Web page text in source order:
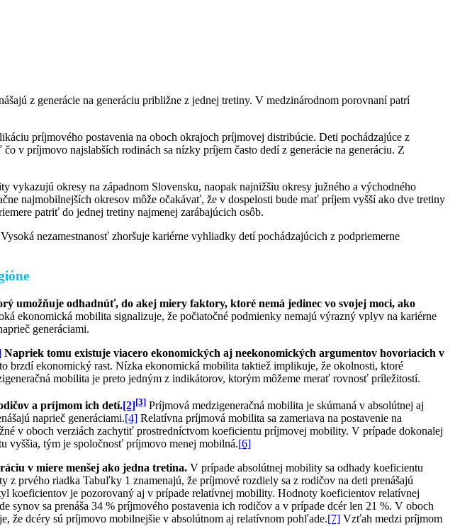
z generácie na generáciu približne z jednej tretiny. V medzinárodnom porovnaní patrí
príjmového postavenia na oboch okrajoch príjmovej distribúcie. Deti pochádzajúce z
v príjmovo najslabších rodinách sa nízky príjem často dedí z generácie na generáciu. Z
okresy na západnom Slovensku, naopak najnižšiu okresy južného a východného
najmobilnejších okresov môže očakávať, že v dospelosti bude mať príjem vyšší ako dve tretiny
patriť do jednej tretiny najmenej zarábajúcich osôb.
nezamestnanosť zhoršuje kariérne vyhliadky detí pochádzajúcich z podpriemerne
umožňuje odhadnúť, do akej miery faktory, ktoré nemá jedinec vo svojej moci, ako
ekonomická mobilita signalizuje, že počiatočné podmienky nemajú výrazný vplyv na kariérne
generáciami.
Napriek tomu existuje viacero ekonomických aj neekonomických argumentov hovoriacich v
ekonomický rast. Nízka ekonomická mobilita taktiež implikuje, že okolnosti, ktoré
mobilita je preto jedným z indikátorov, ktorým môžeme merať rovnosť príležitostí.
a príjmom ich detí.[2] [3] Príjmová medzigeneračná mobilita je skúmaná v absolútnej aj
naprieč generáciami.[4] Relatívna príjmová mobilita sa zameriava na postavenie na
v oboch verziách zachytiť prostredníctvom koeficientu príjmovej mobility. V prípade dokonalej
vyššia, tým je spoločnosť príjmovo menej mobilná.[6]
v miere menšej ako jedna tretina. V prípade absolútnej mobility sa odhady koeficientu
prvého riadka Tabuľky 1 znamenajú, že príjmové rozdiely sa z rodičov na deti prenášajú
koeficientov je pozorovaný aj v prípade relatívnej mobility. Hodnoty koeficientov relatívnej
sa prenáša 34 % príjmového postavenia ich rodičov a v prípade dcér len 21 %. V oboch
že dcéry sú príjmovo mobilnejšie v absolútnom aj relatívnom pohľade.[7] Vzťah medzi príjmom